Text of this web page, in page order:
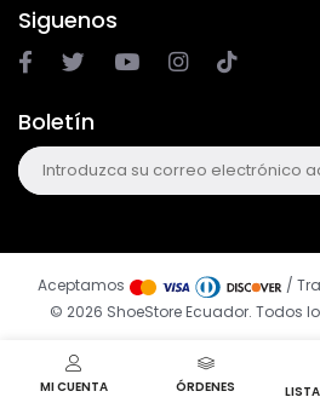
Siguenos
Boletín
© 2026 ShoeStore Ecuador. Todos
Aceptamos /
MI CUENTA ÓRDENES